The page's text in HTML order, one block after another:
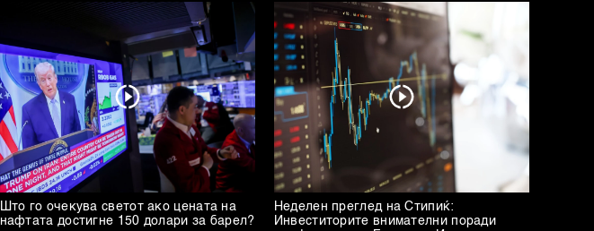
Што го очекува светот ако цената на
нафтата достигне 150 долари за барел?
Неделен преглед на Стипиќ:
Инвеститорите внимателни поради